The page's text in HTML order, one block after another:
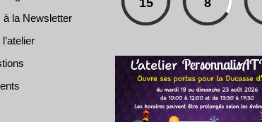
la Newsletter
15 8